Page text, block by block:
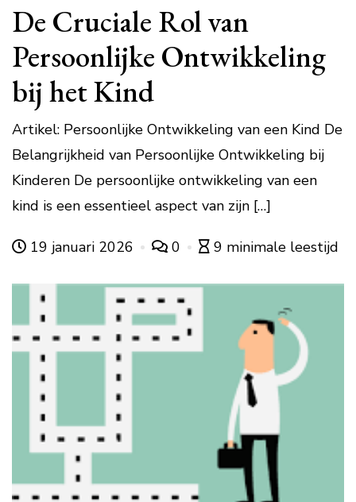
De Cruciale Rol van
Persoonlijke Ontwikkeling
bij het Kind
Artikel: Persoonlijke Ontwikkeling van een Kind De
Belangrijkheid van Persoonlijke Ontwikkeling bij
Kinderen De persoonlijke ontwikkeling van een
kind is een essentieel aspect van zijn […]
19 januari 2026 0 9 minimale leestijd